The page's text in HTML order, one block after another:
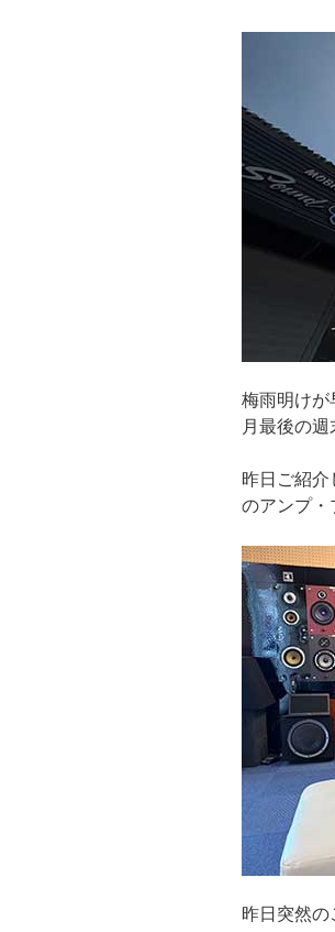
梅雨明けが
月最後の週
昨日ご紹
のアンプ・
昨日突然の